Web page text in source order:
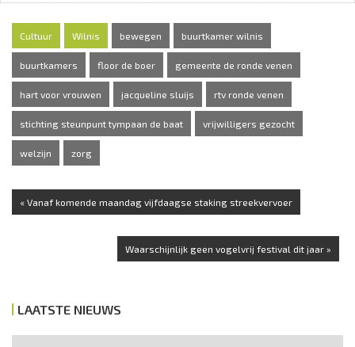
Cultuur Wilnis bewegen buurtkamer wilnis
buurtkamers floor de boer gemeente de ronde venen
hart voor vrouwen jacqueline sluijs rtv ronde venen
stichting steunpunt tympaan de baat vrijwilligers gezocht
welzijn zorg
« Vanaf komende maandag vijfdaagse staking streekvervoer
Waarschijnlijk geen vogelvrij festival dit jaar »
LAATSTE NIEUWS